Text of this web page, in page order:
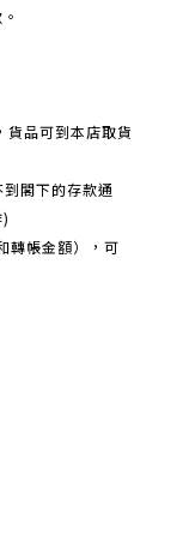
品可到本店取貨
閣下的存款通
轉帳金額），可